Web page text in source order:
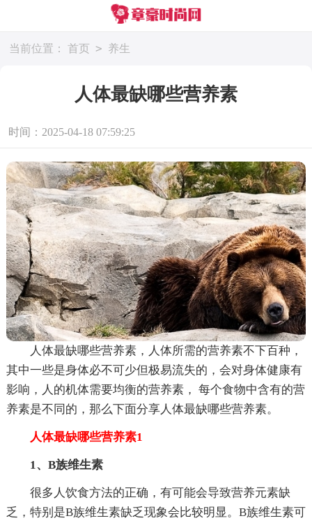
当前位置： 首页 > 养生
人体最缺哪些营养素
时间：2025-04-18 07:59:25
人体最缺哪些营养素，人体所需的营养素不下百种，
其中一些是身体必不可少但极易流失的，会对身体健康有
影响，人的机体需要均衡的营养素， 每个食物中含有的营
养素是不同的，那么下面分享人体最缺哪些营养素。
人体最缺哪些营养素1
1、B族维生素
很多人饮食方法的正确，有可能会导致营养元素缺
乏，特别是B族维生素缺乏现象会比较明显。B族维生素可